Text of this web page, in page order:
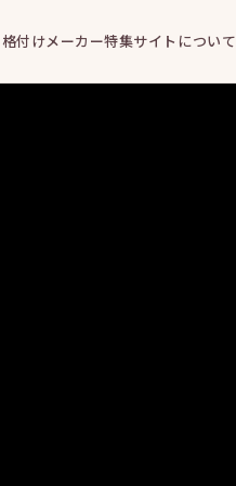
格付けメーカー特集サイトについて